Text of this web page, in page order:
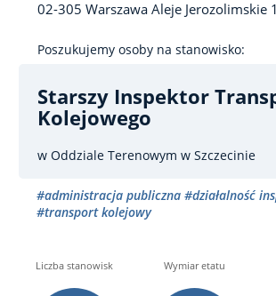
02-305 Warszawa Aleje Jerozolimskie
Poszukujemy osoby na stanowisko:
Starszy Inspektor
Kolejowego
w Oddziale Terenowym w Szczecinie
#administracja publiczna #działalność
#transport kolejowy
Liczba stanowisk Wymiar etatu